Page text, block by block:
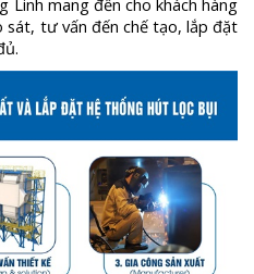
Linh mang đến cho khách hàng
tư vấn đến chế tạo, lắp đặt